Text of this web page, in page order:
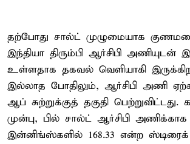
தற்போது சால்ட் முழுமையாக
இந்தியா திரும்பி ஆர்சிபி
உள்ளதாக தகவல் வெளியாகி
இல்லாத போதிலும், ஆர்சிபி அணி
ஆப் சுற்றுக்குத் தகுதி
முன்பு, பில் சால்ட் ஆர்சிபி
இன்னிங்ஸ்களில் 168.33 என்ற ஸ்டிரைக்